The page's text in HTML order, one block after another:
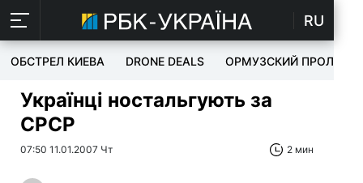
RU
ОБСТРЕЛ КИЕВА DRONE DEALS ОРМУЗСКИЙ ПРОЛИВ
Українці ностальгують за
СРСР
07:50 11.01.2007 Чт 2 мин